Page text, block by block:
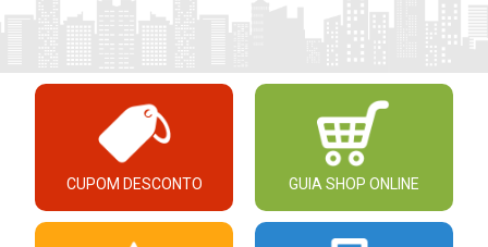
CUPOM DESCONTO GUIA SHOP ONLINE